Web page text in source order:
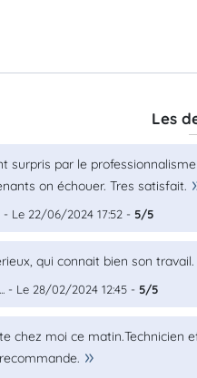
Les
surpris par le
on échouer. Tres satisfait.
- Le 22/06/2024 17:52 - 5/5
qui connait bien son
- Le 28/02/2024 12:45 - 5/5
chez moi ce matin.Technicien